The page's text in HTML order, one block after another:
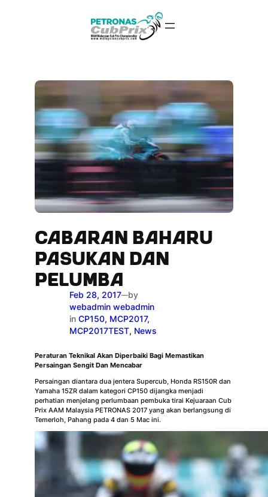
CABARAN BAHARU
PASUKAN DAN
PELUMBA
Feb 28, 2017—by
webadmin webadmin
inCP150, MCP2017
MCP2017TEST, News
Peraturan Teknikal Akan Diperbaiki Bagi Memastikan
Persaingan Sengit Dan Mencabar
Persaingan diantara dua jentera Supercub, Honda RS150R dan
Yamaha 15ZR dalam kategori CP150 dijangka menjadi
perhatian menjelang perlumbaan pembuka tirai Kejuaraan Cub
Prix AAM Malaysia PETRONAS 2017 yang akan berlangsung di
Temerloh, Pahang pada 4 dan 5 Mac ini.